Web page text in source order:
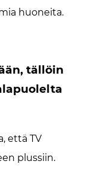
huoneita.
tällöin
että TV
plussiin.